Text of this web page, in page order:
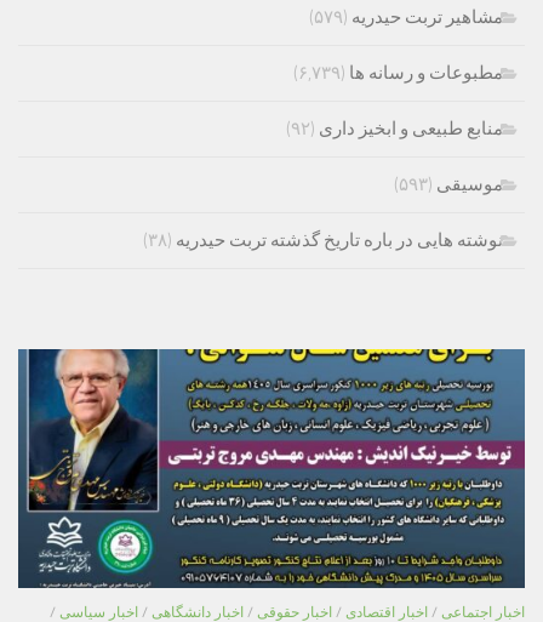
مشاهیر تربت حیدریه (۵۷۹)
مطبوعات و رسانه ها (۶,۷۳۹)
منابع طبیعی و ابخیز داری (۹۲)
موسیقی (۵۹۳)
نوشته هایی در باره تاریخ گذشته تربت حیدریه (۳۸)
اخبار اجتماعی / اخبار اقتصادی / اخبار حقوقی / اخبار دانشگاهی / اخبار سیاسی /